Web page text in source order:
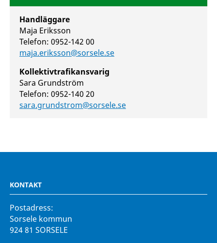
Handläggare
Maja Eriksson
Telefon: 0952-142 00
maja.eriksson@sorsele.se
Kollektivtrafikansvarig
Sara Grundström
Telefon: 0952-140 20
sara.grundstrom@sorsele.se
KONTAKT
Postadress:
Sorsele kommun
924 81 SORSELE